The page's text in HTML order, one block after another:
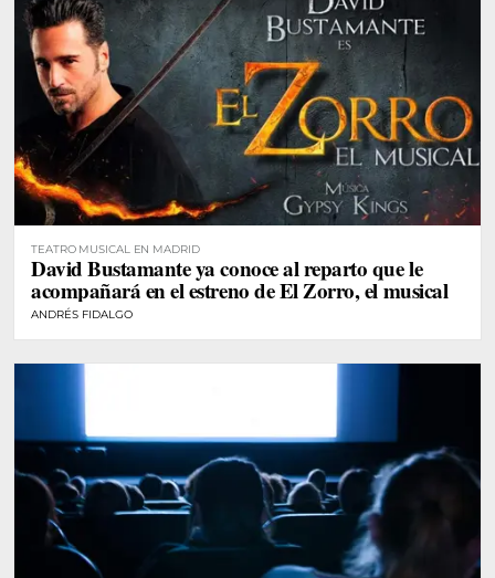
TEATRO MUSICAL EN MADRID
David Bustamante ya conoce al reparto que le
acompañará en el estreno de El Zorro, el musical
ANDRÉS FIDALGO